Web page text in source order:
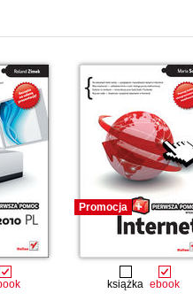
Promocja
książka ebook